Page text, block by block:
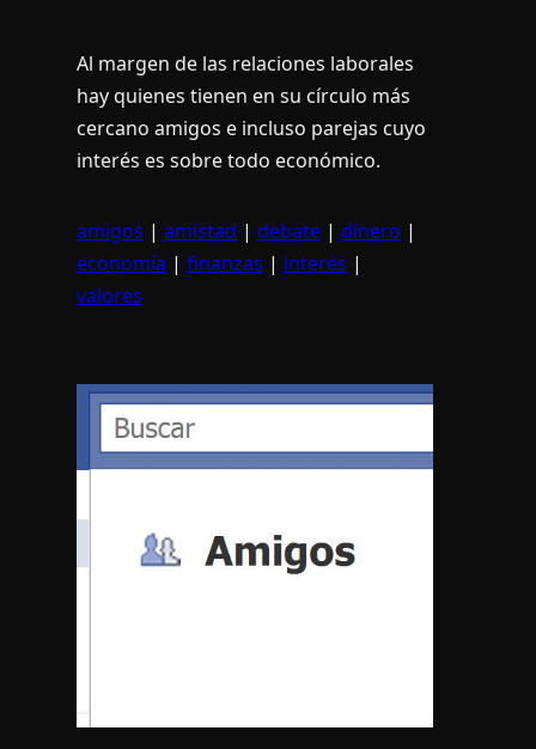
Al margen de las relaciones laborales
hay quienes tienen en su cí­rculo más
cercano amigos e incluso parejas cuyo
interés es sobre todo económico.
amigos | amistad | debate | dinero |
economía | finanzas | interés |
valores